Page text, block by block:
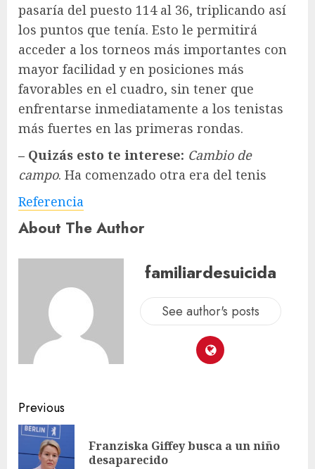
pasaría del puesto 114 al 36, triplicando así
los puntos que tenía. Esto le permitirá
acceder a los torneos más importantes con
mayor facilidad y en posiciones más
favorables en el cuadro, sin tener que
enfrentarse inmediatamente a los tenistas
más fuertes en las primeras rondas.
– Quizás esto te interese: Cambio de
campo. Ha comenzado otra era del tenis
Referencia
About The Author
familiardesuicida
See author's posts
Previous
Franziska Giffey busca a un niño
desaparecido